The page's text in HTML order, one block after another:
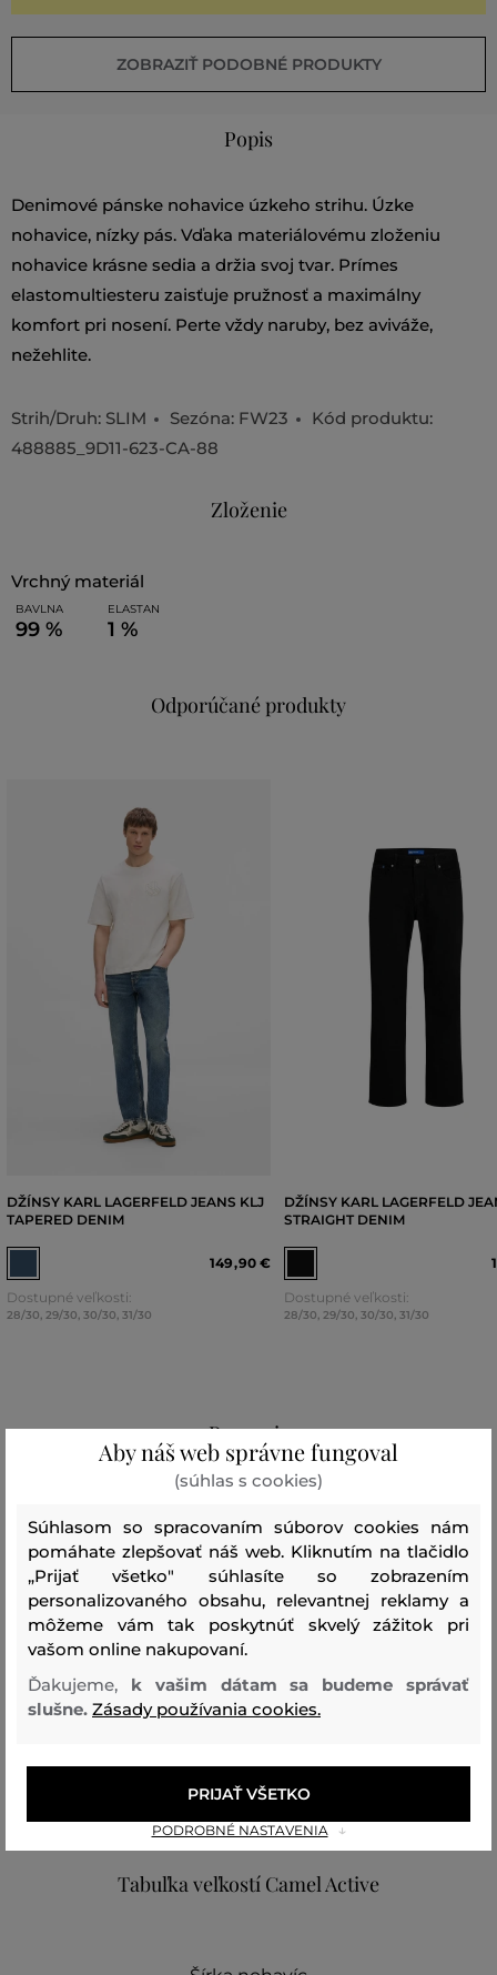
ZOBRAZIŤ PODOBNÉ PRODUKTY
Popis
Denimové pánske nohavice úzkeho strihu. Úzke
nohavice, nízky pás. Vďaka materiálovému zloženiu
nohavice krásne sedia a držia svoj tvar. Prímes
elastomultiesteru zaisťuje pružnosť a maximálny
komfort pri nosení. Perte vždy naruby, bez aviváže,
nežehlite.
Strih/Druh: SLIM Sezóna: FW23
Kód produktu:
488885_9D11-623-CA-88
Zloženie
vrchný materiál
BAVLNA
99 %
ELASTAN
1 %
Odporúčané produkty
DŽÍNSY KARL LAGERFELD JEANS KLJ
TAPERED DENIM
149,90 €
Dostupné veľkosti:
28/30, 29/30, 30/30, 31/30
DŽÍNSY KARL LAGERFELD
STRAIGHT DENIM
Dostupné veľkosti:
28/30, 29/30, 30/30, 31/30
Recenzie
AKO SEDELA VYBRANÁ VEĽKOSŤ NAŠIM ZÁKAZNÍKOM
Veľkosť je oveľa menšia ako
nosím
Veľkosť je o niečo menšia ako
nosím
0
Veľkosť zodpovedá veľkosti,
Veľkosť je o niečo väčšia ako
Veľkosť je oveľa väčšia ako
Tabuľka veľkostí Camel Active
Aby náš web správne fungoval
(súhlas s cookies)
Súhlasom so spracovaním súborov cookies nám
pomáhate zlepšovať náš web. Kliknutím na tlačidlo
„Prijať všetko" súhlasíte so zobrazením
personalizovaného obsahu, relevantnej reklamy a
môžeme vám tak poskytnúť skvelý zážitok pri
vašom online nakupovaní.
Ďakujeme, k vašim dátam sa budeme správať
slušne. Zásady používania cookies.
PODROBNÉ NASTAVENIA
PRIJAŤ VŠETKO